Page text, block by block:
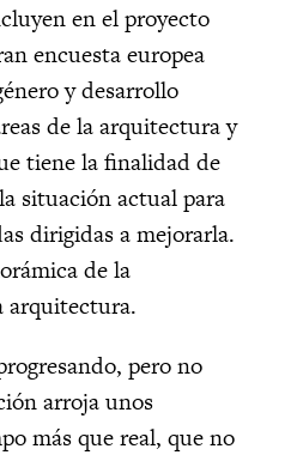
en el proyecto
encuesta europea
y desarrollo
de la arquitectura y
tiene la finalidad de
situación actual para
dirigidas a mejorarla.
de la
arquitectura.
pero no
arroja unos
más que real, que no